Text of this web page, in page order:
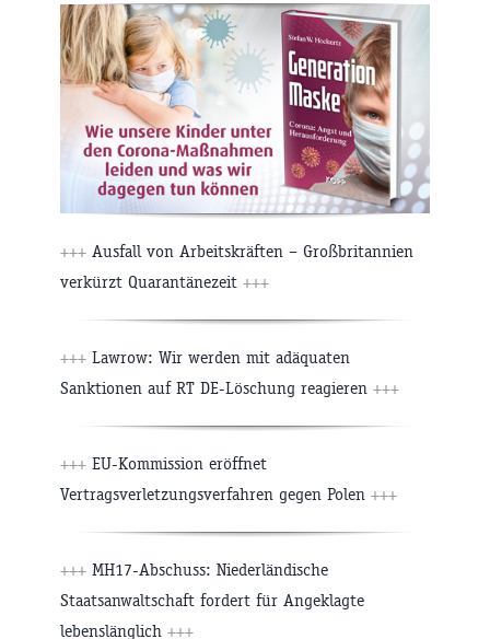
+++ Ausfall von Arbeitskräften – Großbritannien
verkürzt Quarantänezeit +++
+++ Lawrow: Wir werden mit adäquaten
Sanktionen auf RT DE-Löschung reagieren +++
+++ EU-Kommission eröffnet
Vertragsverletzungsverfahren gegen Polen +++
+++ MH17-Abschuss: Niederländische
Staatsanwaltschaft fordert für Angeklagte
lebenslänglich +++